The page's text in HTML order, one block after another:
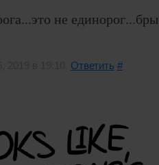
не
Ответить #